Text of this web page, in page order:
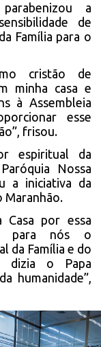
a
de
Família para o
cristão de
minha casa e
à Assembleia
esse
frisou.
espiritual da
Nossa
a iniciativa da
Maranhão.
Casa por essa
para nós o
da Família e do
dizia o Papa
humanidade”,